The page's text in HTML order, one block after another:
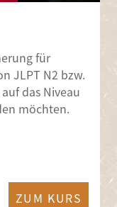
für
JLPT N2 bzw.
das Niveau
möchten.
ZUM KURS